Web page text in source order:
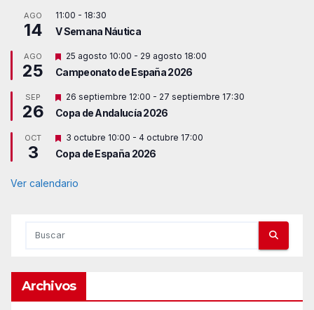
AGO
14
11:00 - 18:30
V Semana Náutica
AGO
25
D
s
a
c
d
25 agosto 10:00 - 29 agosto 18:00
Campeonato de España 2026
SEP
26
D
s
a
c
o
26 septiembre 12:00 - 27 septiembre 17:30
Copa de Andalucía 2026
OCT
3
D
s
a
3 octubre 10:00 - 4 octubre 17:00
Copa de España 2026
Ver calendario
Archivos